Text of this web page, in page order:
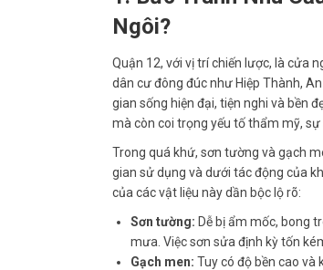
Ngôi?
Quận 12, với vị trí chiến lược, là cửa
dân cư đông đúc như Hiệp Thành,
gian sống hiện đại, tiện nghi và bền
mà còn coi trọng yếu tố thẩm mỹ,
Trong quá khứ, sơn tường và gạch
gian sử dụng và dưới tác động của
của các vật liệu này dần bộc lộ rõ:
Sơn tường: Dễ bị ẩm mốc, bong
mưa. Việc sơn sửa định kỳ tốn
Gạch men: Tuy có độ bền cao